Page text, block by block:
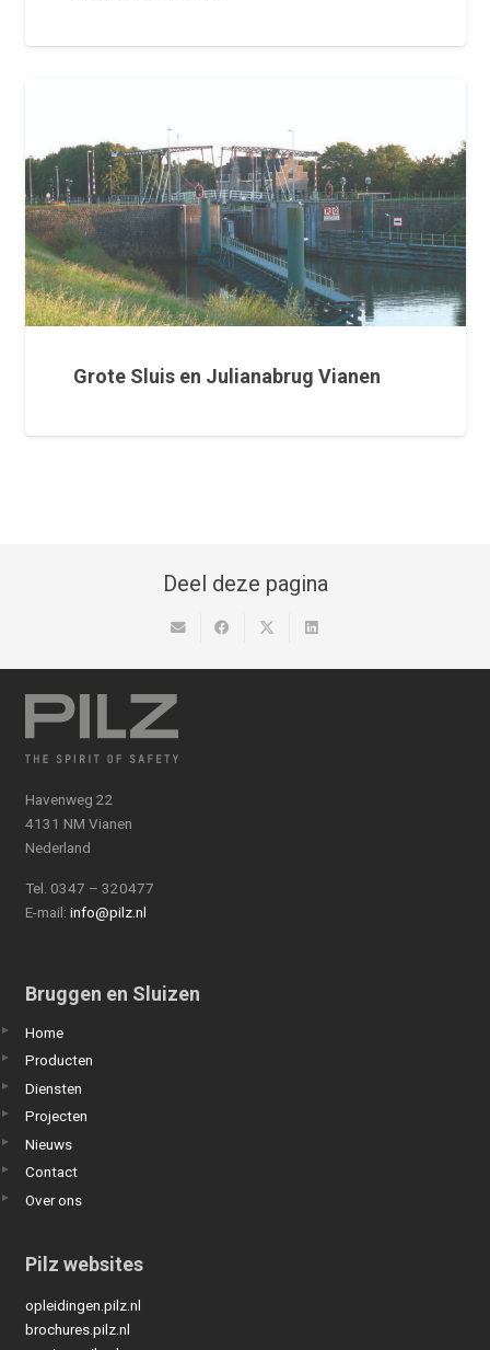
Grote Sluis en Julianabrug Vianen
Deel deze pagina
Havenweg 22
4131 NM Vianen
Nederland
Tel. 0347 – 320477
E-mail: info@pilz.nl
Bruggen en Sluizen
Home
Producten
Diensten
Projecten
Nieuws
Contact
Over ons
Pilz websites
opleidingen.pilz.nl
brochures.pilz.nl